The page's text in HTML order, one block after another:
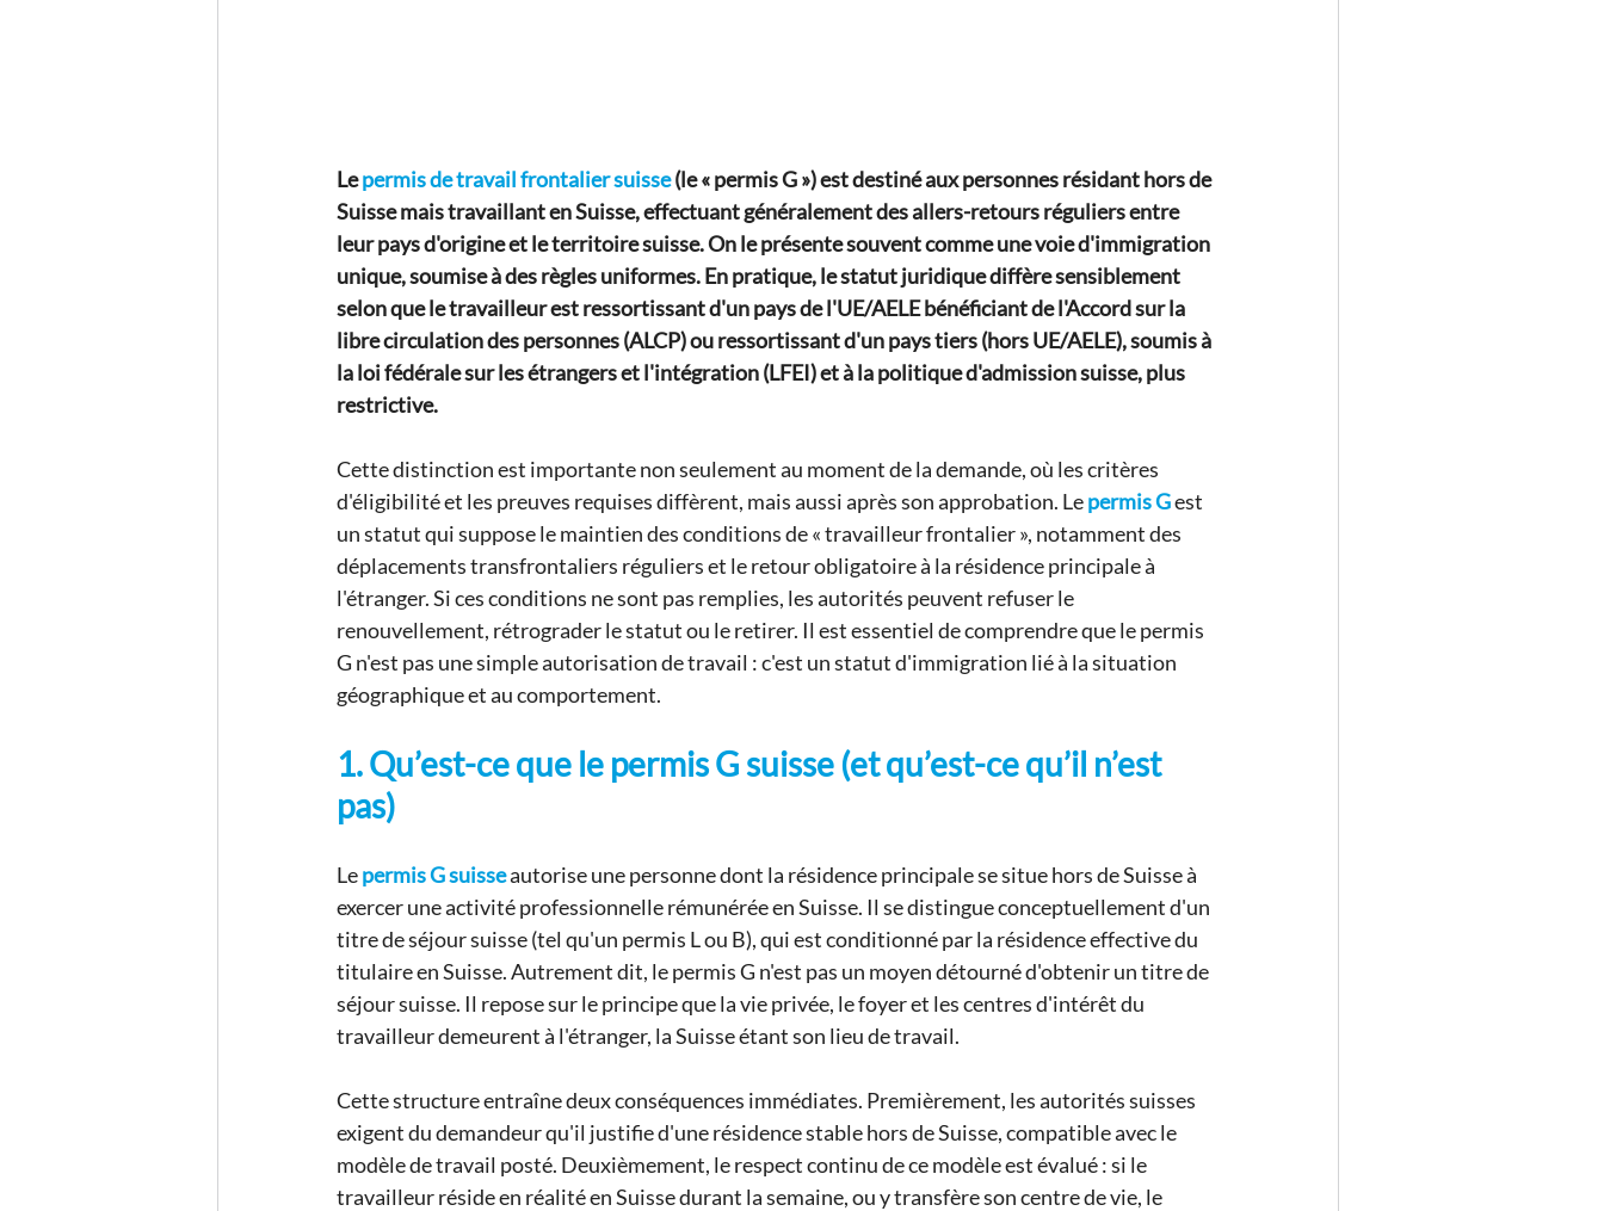
Lepermis de travail frontalier suisse(le « permis G ») est destiné aux personnes résidant hors de
Suisse mais travaillant en Suisse, effectuant généralement des allers-retours réguliers entre
leur pays d'origine et le territoire suisse. On le présente souvent comme une voie d'immigration
unique, soumise à des règles uniformes. En pratique, le statut juridique diffère sensiblement
selon que le travailleur est ressortissant d'un pays de l'UE/AELE bénéficiant de l'Accord sur la
libre circulation des personnes (ALCP) ou ressortissant d'un pays tiers (hors UE/AELE), soumis à
la loi fédérale sur les étrangers et l'intégration (LFEI) et à la politique d'admission suisse, plus
restrictive.
Cette distinction est importante non seulement au moment de la demande, où les critères
d'éligibilité et les preuves requises diffèrent, mais aussi après son approbation. Lepermis Gest
un statut qui suppose le maintien des conditions de « travailleur frontalier », notamment des
déplacements transfrontaliers réguliers et le retour obligatoire à la résidence principale à
l'étranger. Si ces conditions ne sont pas remplies, les autorités peuvent refuser le
renouvellement, rétrograder le statut ou le retirer. Il est essentiel de comprendre que le permis
G n'est pas une simple autorisation de travail : c'est un statut d'immigration lié à la situation
géographique et au comportement.
1. Qu’est-ce que le permis G suisse (et qu’est-ce qu’il n’est
pas)
Lepermis G suisseautorise une personne dont la résidence principale se situe hors de Suisse à
exercer une activité professionnelle rémunérée en Suisse. Il se distingue conceptuellement d'un
titre de séjour suisse (tel qu'un permis L ou B), qui est conditionné par la résidence effective du
titulaire en Suisse. Autrement dit, le permis G n'est pas un moyen détourné d'obtenir un titre de
séjour suisse. Il repose sur le principe que la vie privée, le foyer et les centres d'intérêt du
travailleur demeurent à l'étranger, la Suisse étant son lieu de travail.
Cette structure entraîne deux conséquences immédiates. Premièrement, les autorités suisses
exigent du demandeur qu'il justifie d'une résidence stable hors de Suisse, compatible avec le
modèle de travail posté. Deuxièmement, le respect continu de ce modèle est évalué : si le
travailleur réside en réalité en Suisse durant la semaine, ou y transfère son centre de vie, le